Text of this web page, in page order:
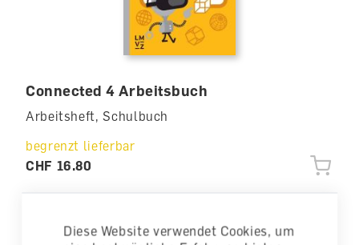
Connected 4 Arbeitsbuch
Arbeitsheft, Schulbuch
begrenzt lieferbar
CHF 16.80
Diese Website verwendet Cookies, um